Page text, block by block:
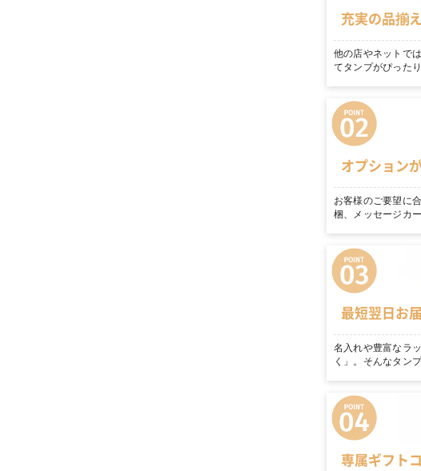
充実の品揃
他の店やネットで
てタンプがぴった
オプション
お客様のご要望に
梱、メッセージカ
最短翌日お
名入れや豊富なラ
く」。そんなタン
専属ギフト